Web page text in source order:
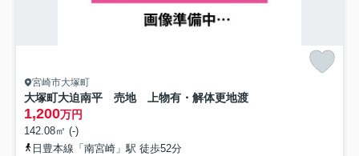
宮崎市大塚町
大塚町大迫南平 売地 上物有・解体更地渡
1,200万円
142.08㎡ (-)
日豊本線「南宮崎」駅 徒歩52分